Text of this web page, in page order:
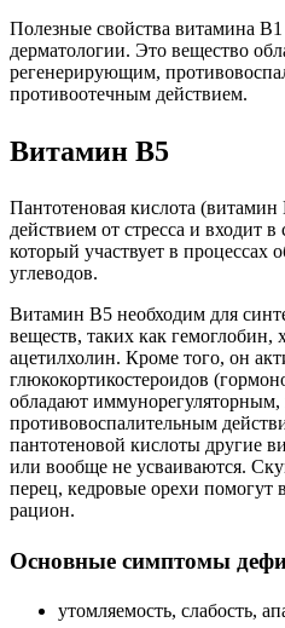
Полезные свойства витамина
дерматологии. Это вещество
регенерирующим,
противоотечным действием.
Витамин B5
Пантотеновая кислота
действием от стресса и входит
который участвует в процессах
углеводов.
Витамин B5 необходим для
веществ, таких как гемоглобин,
ацетилхолин. Кроме того, он
глюкокортикостероидов
обладают иммунорегуляторным,
противовоспалительным
пантотеновой кислоты другие
или вообще не усваиваются.
перец, кедровые орехи помогут
рацион.
Основные симптомы
утомляемость, слабость,